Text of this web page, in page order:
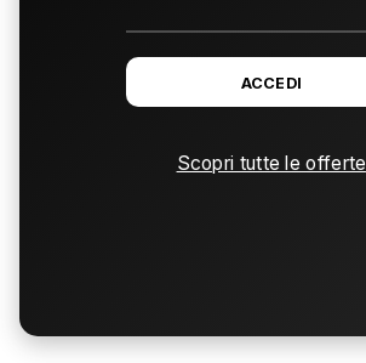
ACCEDI
Scopri tutte le offerte